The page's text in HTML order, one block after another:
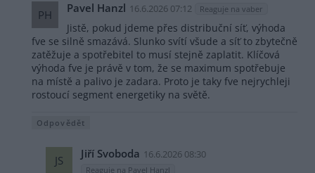
PH Pavel Hanzl 16.6.2026 07:12 Reaguje na vaber
Jistě, pokud jdeme přes distribuční síť, výhoda
fve se silně smazává. Slunko svítí všude a síť to zbytečně
zatěžuje a spotřebitel to musí stejně zaplatit. Klíčová
výhoda fve je právě v tom, že se maximum spotřebuje
na místě a palivo je zadara. Proto je taky fve nejrychleji
rostoucí segment energetiky na světě.
Odpovědět
JS Jiří Svoboda 16.6.2026 08:30
Reaguje na Pavel Hanzl